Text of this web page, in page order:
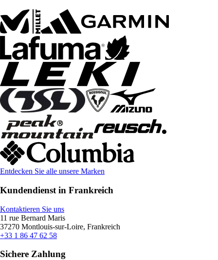
Entdecken Sie alle unsere Marken
Kundendienst in Frankreich
Kontaktieren Sie uns
11 rue Bernard Maris
37270 Montlouis-sur-Loire, Frankreich
+33 1 86 47 62 58
Sichere Zahlung